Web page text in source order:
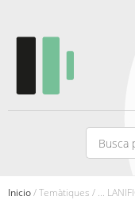
Inicio/ Temàtiques / ...